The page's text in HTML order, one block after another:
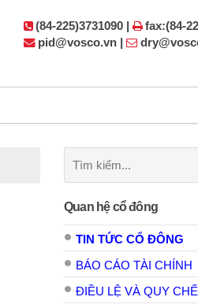
(84-225)3731090 |
fax:(84-
pid@vosco.vn |
kiếm:
Quan hệ cổ đông
TIN TỨC CỔ ĐÔNG
BÁO CÁO TÀI CHÍNH
ĐIỀU LỆ VÀ QUY